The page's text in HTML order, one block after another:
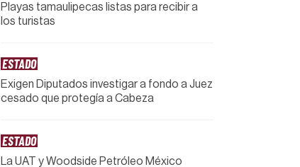
Playas tamaulipecas listas para recibir a
los turistas
ESTADO
Exigen Diputados investigar a fondo a Juez
cesado que protegía a Cabeza
ESTADO
La UAT y Woodside Petróleo México